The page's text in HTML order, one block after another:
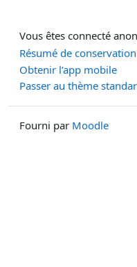
Vous êtes connecté
Résumé de
Obtenir l’app mobile
Passer au thème
Fourni par Moodle